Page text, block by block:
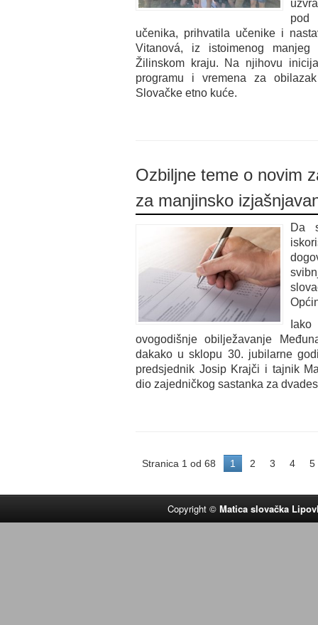
pod
učenika, prihvatila učenike i
Vitanová, iz istoimenog
Žilinskom kraju. Na njihovu
programu i vremena za
Slovačke etno kuće.
Ozbiljne teme o novim
za manjinsko
Da
ovogodišnje obilježavanje
dakako u sklopu 30. jubilarne
predsjednik Josip Krajči i tajnik
dio zajedničkog sastanka za
Stranica 1 od 68 1 2 3 4 5
Copyright ©Matica slovačka